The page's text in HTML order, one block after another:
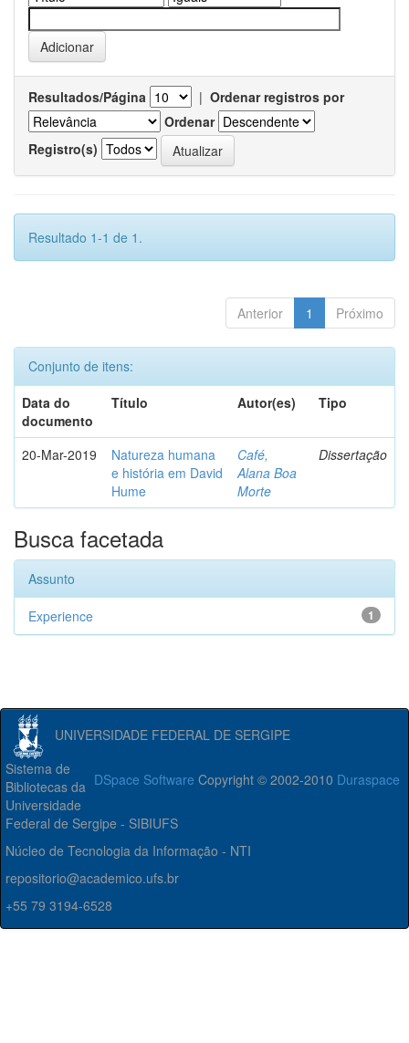
Resultados/Página | Ordenar registros por
Ordenar
Registro(s)
Resultado 1-1 de 1.
Anterior 1 Próximo
Conjunto de itens:
Data do
documento
Título Autor(es) Tipo
20-Mar-2019
Natureza humana
e história em David
Hume
Café,
Alana Boa
Morte
Dissertação
Busca facetada
Assunto
1
Experience
UNIVERSIDADE FEDERAL DE SERGIPE
DSpace Software Copyright © 2002-2010 Duraspace
Sistema de
Bibliotecas da
Universidade
Federal de Sergipe - SIBIUFS
Núcleo de Tecnologia da Informação - NTI
repositorio@academico.ufs.br
+55 79 3194-6528